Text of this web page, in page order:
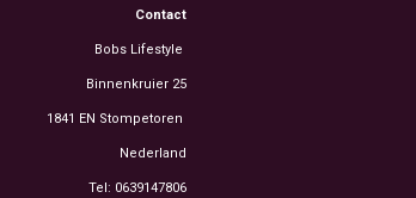
Contact
Bobs Lifestyle
Binnenkruier 25
1841 EN Stompetoren
Nederland
Tel: 0639147806